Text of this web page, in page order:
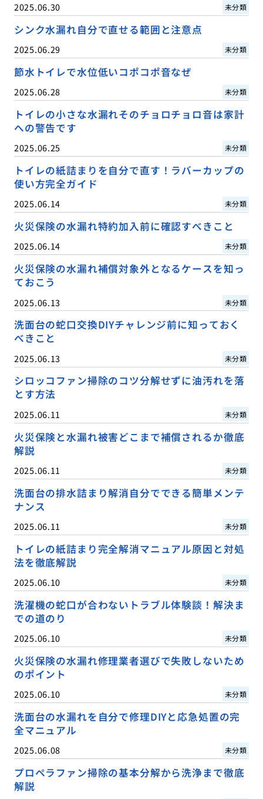
2025.06.30 未分類
シンク水漏れ自分で直せる範囲と注意点
2025.06.29 未分類
節水トイレで水位低いコポコポ音なぜ
2025.06.28 未分類
トイレの小さな水漏れそのチョロチョロ音は家計
への警告です
2025.06.25 未分類
トイレの紙詰まりを自分で直す！ラバーカップの
使い方完全ガイド
2025.06.14 未分類
火災保険の水漏れ特約加入前に確認すべきこと
2025.06.14 未分類
火災保険の水漏れ補償対象外となるケースを知っ
ておこう
2025.06.13 未分類
洗面台の蛇口交換DIYチャレンジ前に知っておく
べきこと
2025.06.13 未分類
シロッコファン掃除のコツ分解せずに油汚れを落
とす方法
2025.06.11 未分類
火災保険と水漏れ被害どこまで補償されるか徹底
解説
2025.06.11 未分類
洗面台の排水詰まり解消自分でできる簡単メンテ
ナンス
2025.06.11 未分類
トイレの紙詰まり完全解消マニュアル原因と対処
法を徹底解説
2025.06.10 未分類
洗濯機の蛇口が合わないトラブル体験談！解決ま
での道のり
2025.06.10 未分類
火災保険の水漏れ修理業者選びで失敗しないため
のポイント
2025.06.10 未分類
洗面台の水漏れを自分で修理DIYと応急処置の完
全マニュアル
2025.06.08 未分類
プロペラファン掃除の基本分解から洗浄まで徹底
解説